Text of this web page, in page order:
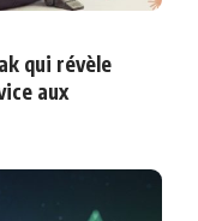
qui révèle
aux